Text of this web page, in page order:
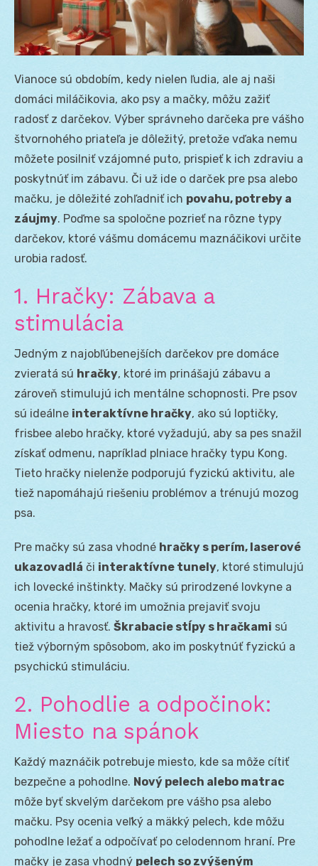
Vianoce sú obdobím, kedy nielen ľudia, ale aj naši
domáci miláčikovia, ako psy a mačky, môžu zažiť
radosť z darčekov. Výber správneho darčeka pre vášho
štvornohého priateľa je dôležitý, pretože vďaka nemu
môžete posilniť vzájomné puto, prispieť k ich zdraviu a
poskytnúť im zábavu. Či už ide o darček pre psa alebo
mačku, je dôležité zohľadniť ich povahu, potreby a
záujmy. Poďme sa spoločne pozrieť na rôzne typy
darčekov, ktoré vášmu domácemu maznáčikovi určite
urobia radosť.
1. Hračky: Zábava a
stimulácia
Jedným z najobľúbenejších darčekov pre domáce
zvieratá sú hračky, ktoré im prinášajú zábavu a
zároveň stimulujú ich mentálne schopnosti. Pre psov
sú ideálne interaktívne hračky, ako sú loptičky,
frisbee alebo hračky, ktoré vyžadujú, aby sa pes snažil
získať odmenu, napríklad plniace hračky typu Kong.
Tieto hračky nielenže podporujú fyzickú aktivitu, ale
tiež napomáhajú riešeniu problémov a trénujú mozog
psa.
Pre mačky sú zasa vhodné hračky s perím, laserové
ukazovadlá či interaktívne tunely, ktoré stimulujú
ich lovecké inštinkty. Mačky sú prirodzené lovkyne a
ocenia hračky, ktoré im umožnia prejaviť svoju
aktivitu a hravosť. Škrabacie stĺpy s hračkami sú
tiež výborným spôsobom, ako im poskytnúť fyzickú a
psychickú stimuláciu.
2. Pohodlie a odpočinok:
Miesto na spánok
Každý maznáčik potrebuje miesto, kde sa môže cítiť
bezpečne a pohodlne. Nový pelech alebo matrac
môže byť skvelým darčekom pre vášho psa alebo
mačku. Psy ocenia veľký a mäkký pelech, kde môžu
pohodlne ležať a odpočívať po celodennom hraní. Pre
mačky je zasa vhodný pelech so zvýšeným